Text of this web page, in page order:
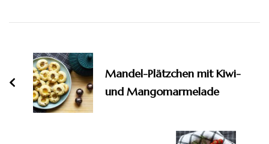
Mandel-Plätzchen mit Kiwi-
und Mangomarmelade